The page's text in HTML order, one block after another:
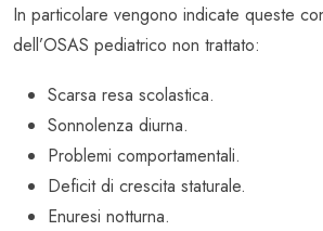
In particolare vengono indicate queste
dell’OSAS pediatrico non trattato:
Scarsa resa scolastica.
Sonnolenza diurna.
Problemi comportamentali.
Deficit di crescita staturale.
Enuresi notturna.